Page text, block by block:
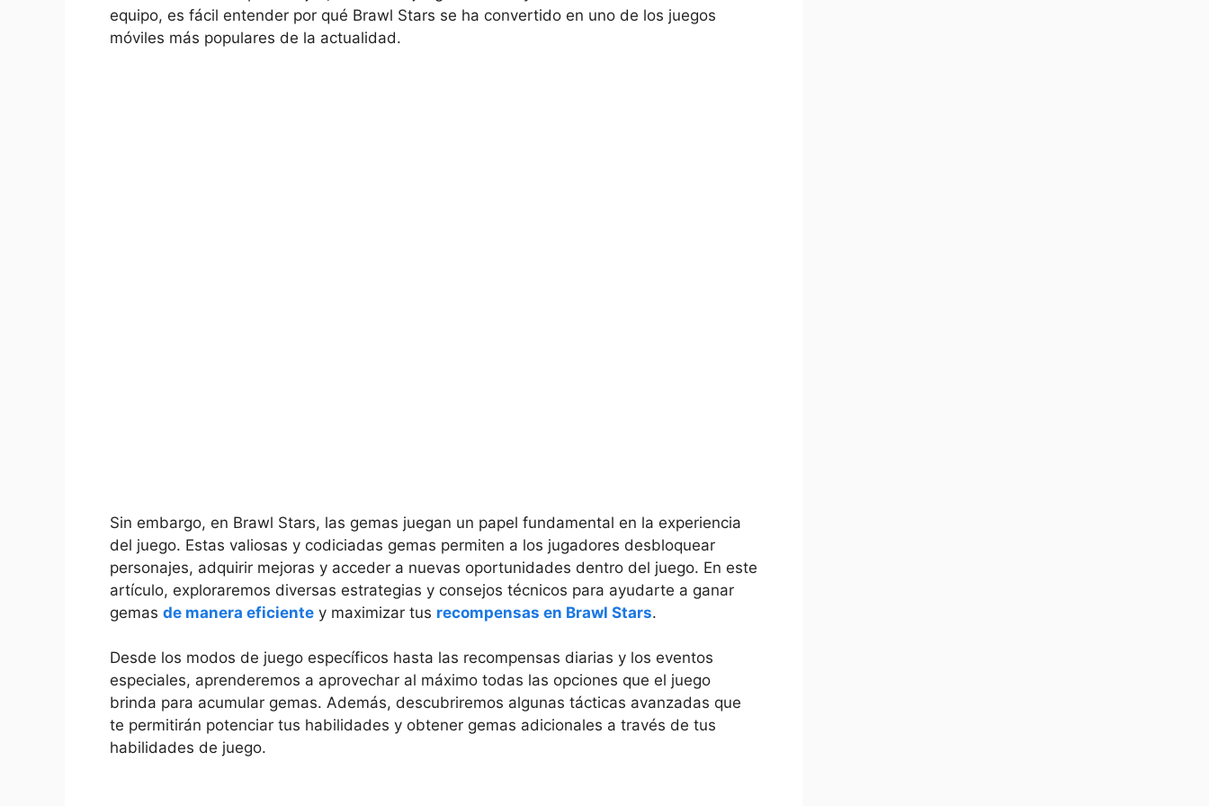
equipo, es fácil entender por qué Brawl Stars se ha convertido en uno de los juegos
móviles más populares de la actualidad.
Sin embargo, en Brawl Stars, las gemas juegan un papel fundamental en la experiencia
del juego. Estas valiosas y codiciadas gemas permiten a los jugadores desbloquear
personajes, adquirir mejoras y acceder a nuevas oportunidades dentro del juego. En este
artículo, exploraremos diversas estrategias y consejos técnicos para ayudarte a ganar
gemas de manera eficiente y maximizar tus recompensas en Brawl Stars.
Desde los modos de juego específicos hasta las recompensas diarias y los eventos
especiales, aprenderemos a aprovechar al máximo todas las opciones que el juego
brinda para acumular gemas. Además, descubriremos algunas tácticas avanzadas que
te permitirán potenciar tus habilidades y obtener gemas adicionales a través de tus
habilidades de juego.